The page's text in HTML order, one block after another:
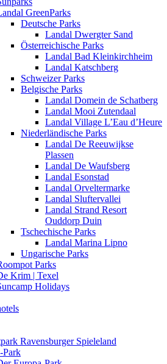
GreenParks
Deutsche Parks
Landal Dwergter Sand
Österreichische Parks
Landal Bad Kleinkirchheim
Landal Katschberg
Schweizer Parks
Belgische Parks
Landal Domein de Schatberg
Landal Mooi Zutendaal
Landal Village L’Eau d’Heure
Niederländische Parks
Landal De Reeuwijkse
Plassen
Landal De Waufsberg
Landal Esonstad
Landal Orveltermarke
Landal Sluftervallei
Landal Strand Resort
Ouddorp Duin
Tschechische Parks
Landal Marina Lipno
Ungarische Parks
Parks
Krim | Texel
Holidays
Ravensburger Spieleland
Park